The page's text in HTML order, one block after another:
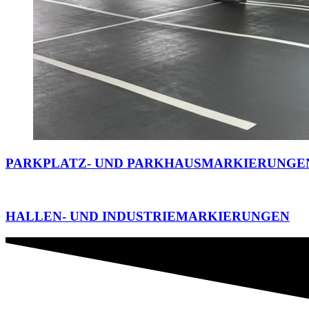
PARKPLATZ- UND
HALLEN- UND INDUSTRIEMARKIERUNGEN